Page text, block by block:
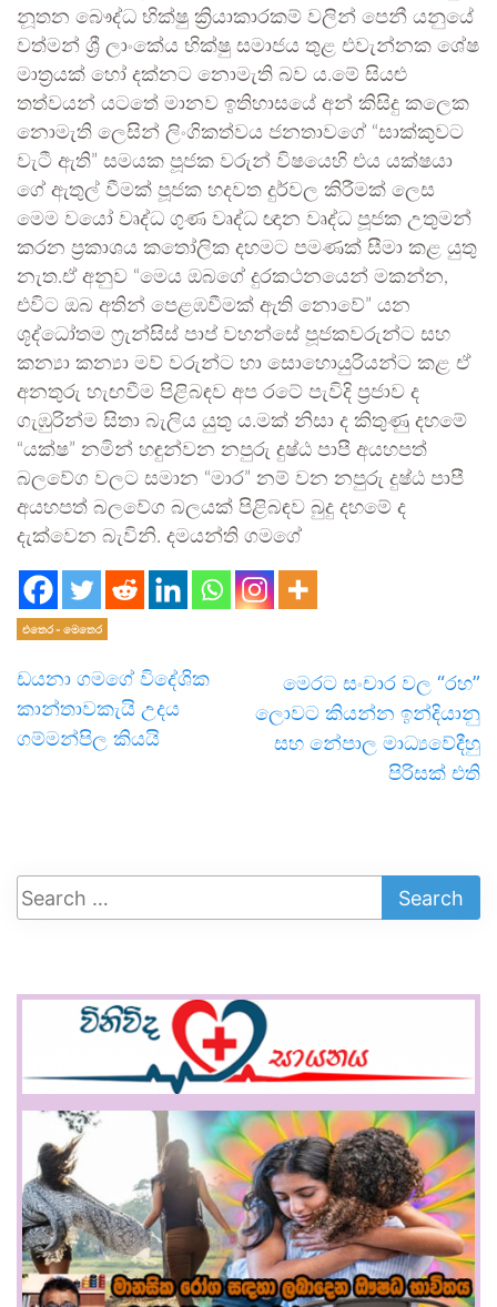
නූතන බෞද්ධ භික්ෂු ක්‍රියාකාරකම් වලින් පෙනී යනුයේ
වත්මන් ශ්‍රී ලාංකේය භික්ෂු සමාජය තුළ එවැන්නක ශේෂ
මාත්‍රයක් හෝ දක්නට නොමැති බව ය.මේ සියළු
තත්වයන් යටතේ මානව ඉතිහාසයේ අන් කිසිදු කලෙක
නොමැති ලෙසින් ලිංගිකත්වය ජනතාවගේ “සාක්කුවට
වැටී ඇති” සමයක පූජක වරුන් විෂයෙහි එය යක්ෂයා
ගේ ඇතුල් වීමක් පූජක හදවත දුර්වල කිරීමක් ලෙස
මෙම වයෝ වෘද්ධ ගුණ වෘද්ධ ඥාන වෘද්ධ පූජක උතුමන්
කරන ප්‍රකාශය කතෝලික දහමට පමණක් සීමා කළ යුතු
නැත.ඒ අනුව “මෙය ඔබගේ දුරකථනයෙන් මකන්න,
එවිට ඔබ අතින් පෙළඹවීමක් ඇති නොවේ” යන
ශූද්ධෝතම ෆ්‍රැන්සිස් පාප් වහන්සේ පූජකවරුන්ට සහ
කන්‍යා කන්‍යා මව් වරුන්ට හා සොහොයුරියන්ට කළ ඒ
අනතුරු හැඟවීම පිළිබඳව අප රටේ පැවිදි ප්‍රජාව ද
ගැඹුරින්ම සිතා බැලිය යුතු ය.මක් නිසා ද කිතුණු දහමේ
“යක්ෂ” නමින් හඳුන්වන නපුරු දුෂ්ඨ පාපී අයහපත්
බලවේග වලට සමාන “මාර” නම් වන නපුරු දුෂ්ඨ පාපී
අයහපත් බලවේග බලයක් පිළිබඳව බුදු දහමේ ද
දැක්වෙන බැවිනි. දමයන්ති ගමගේ
එතෙර - මෙතෙර
ඩයනා ගමගේ විදේශික
කාන්තාවකැයි උදය
ගම්මන්පිල කියයි
මෙරට සංචාර වල “රහ”
ලොවට කියන්න ඉන්දියානු
සහ නේපාල මාධ්‍යවේදීහු
පිරිසක් එති